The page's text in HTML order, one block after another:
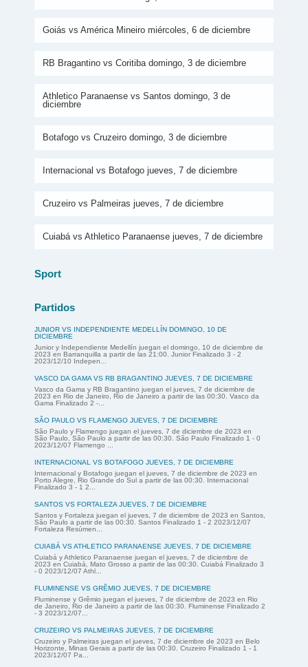
Goiás vs América Mineiro miércoles, 6 de diciembre
RB Bragantino vs Coritiba domingo, 3 de diciembre
Athletico Paranaense vs Santos domingo, 3 de
diciembre
Botafogo vs Cruzeiro domingo, 3 de diciembre
Internacional vs Botafogo jueves, 7 de diciembre
Cruzeiro vs Palmeiras jueves, 7 de diciembre
Cuiabá vs Athletico Paranaense jueves, 7 de diciembre
Sport
Partidos
JUNIOR VS INDEPENDIENTE MEDELLÍN DOMINGO, 10 DE
DICIEMBRE
Junior y Independiente Medellín juegan el domingo, 10 de diciembre de
2023 en Barranquilla a partir de las 21:00. Junior Finalizado 3 - 2
2023/12/10 Indepen...
VASCO DA GAMA VS RB BRAGANTINO JUEVES, 7 DE DICIEMBRE
Vasco da Gama y RB Bragantino juegan el jueves, 7 de diciembre de
2023 en Rio de Janeiro, Rio de Janeiro a partir de las 00:30. Vasco da
Gama Finalizado 2 -...
SÃO PAULO VS FLAMENGO JUEVES, 7 DE DICIEMBRE
São Paulo y Flamengo juegan el jueves, 7 de diciembre de 2023 en
São Paulo, São Paulo a partir de las 00:30. São Paulo Finalizado 1 - 0
2023/12/07 Flamengo ...
INTERNACIONAL VS BOTAFOGO JUEVES, 7 DE DICIEMBRE
Internacional y Botafogo juegan el jueves, 7 de diciembre de 2023 en
Porto Alegre, Rio Grande do Sul a partir de las 00:30. Internacional
Finalizado 3 - 1 2...
SANTOS VS FORTALEZA JUEVES, 7 DE DICIEMBRE
Santos y Fortaleza juegan el jueves, 7 de diciembre de 2023 en Santos,
São Paulo a partir de las 00:30. Santos Finalizado 1 - 2 2023/12/07
Fortaleza Resúmen...
CUIABÁ VS ATHLETICO PARANAENSE JUEVES, 7 DE DICIEMBRE
Cuiabá y Athletico Paranaense juegan el jueves, 7 de diciembre de
2023 en Cuiabá, Mato Grosso a partir de las 00:30. Cuiabá Finalizado 3
- 0 2023/12/07 Athl...
FLUMINENSE VS GRÊMIO JUEVES, 7 DE DICIEMBRE
Fluminense y Grêmio juegan el jueves, 7 de diciembre de 2023 en Rio
de Janeiro, Rio de Janeiro a partir de las 00:30. Fluminense Finalizado 2
- 3 2023/12/07...
CRUZEIRO VS PALMEIRAS JUEVES, 7 DE DICIEMBRE
Cruzeiro y Palmeiras juegan el jueves, 7 de diciembre de 2023 en Belo
Horizonte, Minas Gerais a partir de las 00:30. Cruzeiro Finalizado 1 - 1
2023/12/07 Pa...